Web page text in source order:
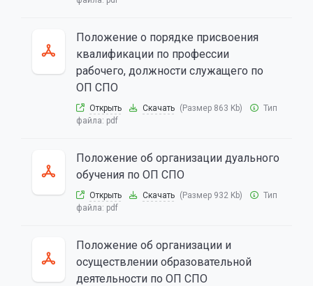
Положение о порядке присвоения
квалификации по профессии
рабочего, должности служащего по
ОП СПО
Открыть Скачать (Размер 863 Kb)
Тип
файла: pdf
Положение об организации дуального
обучения по ОП СПО
Открыть Скачать (Размер 932 Kb)
Тип
файла: pdf
Положение об организации и
осуществлении образовательной
деятельности по ОП СПО